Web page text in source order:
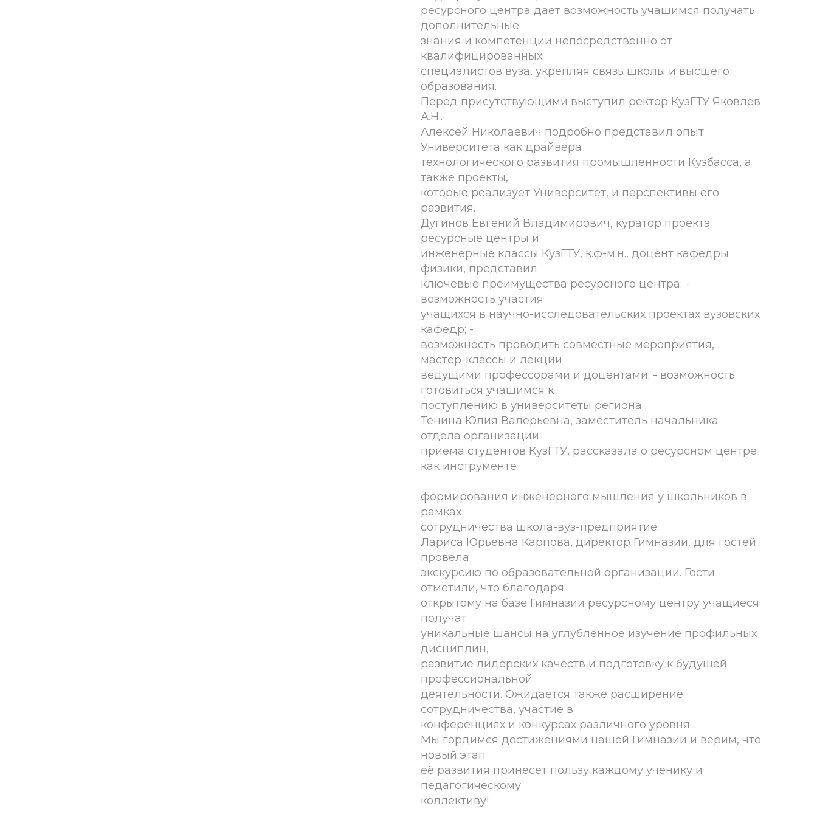
ресурсного центра дает возможность учащимся получать
дополнительные
знания и компетенции непосредственно от
квалифицированных
специалистов вуза, укрепляя связь школы и высшего
образования.
Перед присутствующими выступил ректор КузГТУ Яковлев
А.Н..
Алексей Николаевич подробно представил опыт
Университета как драйвера
технологического развития промышленности Кузбасса, а
также проекты,
которые реализует Университет, и перспективы его
развития.
Дугинов Евгений Владимирович, куратор проекта
ресурсные центры и
инженерные классы КузГТУ, к.ф-м.н., доцент кафедры
физики, представил
ключевые преимущества ресурсного центра: -
возможность участия
учащихся в научно-исследовательских проектах вузовских
кафедр; -
возможность проводить совместные мероприятия,
мастер-классы и лекции
ведущими профессорами и доцентами; - возможность
готовиться учащимся к
поступлению в университеты региона.
Тенина Юлия Валерьевна, заместитель начальника
отдела организации
приема студентов КузГТУ, рассказала о ресурсном центре
как инструменте
формирования инженерного мышления у школьников в
рамках
сотрудничества школа-вуз-предприятие.
Лариса Юрьевна Карпова, директор Гимназии, для гостей
провела
экскурсию по образовательной организации. Гости
отметили, что благодаря
открытому на базе Гимназии ресурсному центру учащиеся
получат
уникальные шансы на углубленное изучение профильных
дисциплин,
развитие лидерских качеств и подготовку к будущей
профессиональной
деятельности. Ожидается также расширение
сотрудничества, участие в
конференциях и конкурсах различного уровня.
Мы гордимся достижениями нашей Гимназии и верим, что
новый этап
её развития принесет пользу каждому ученику и
педагогическому
коллективу!